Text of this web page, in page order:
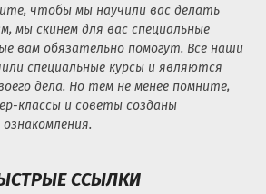
чтобы мы научили вас делать
мы скинем для вас специальные
вам обязательно помогут. Все наши
специальные курсы и являются
дела. Но тем не менее помните,
классы и советы созданы
ССЫЛКИ